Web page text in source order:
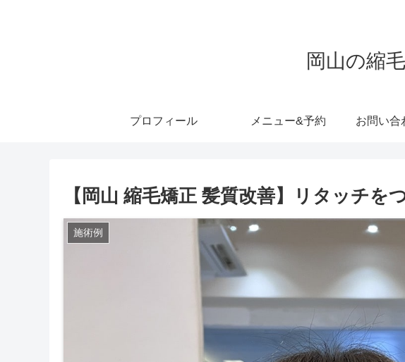
岡山の縮
プロフィール メニュー&予約 お問い合
【岡山 縮毛矯正 髪質改善】リタッチを
施術例